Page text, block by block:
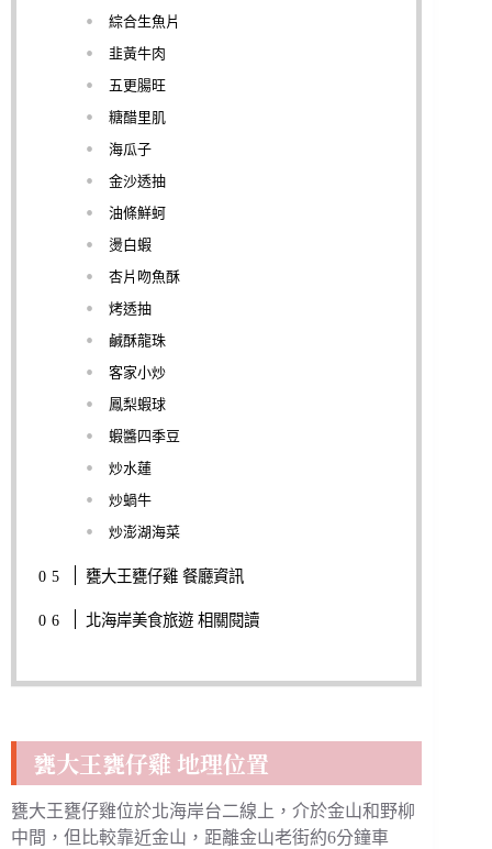
綜合生魚片
韭黃牛肉
五更腸旺
糖醋里肌
海瓜子
金沙透抽
油條鮮蚵
燙白蝦
杏片吻魚酥
烤透抽
鹹酥龍珠
客家小炒
鳳梨蝦球
蝦醬四季豆
炒水蓮
炒蝸牛
炒澎湖海菜
甕大王甕仔雞 餐廳資訊
北海岸美食旅遊 相關閱讀
甕大王甕仔雞 地理位置
甕大王甕仔雞位於北海岸台二線上，介於金山和野柳
中間，但比較靠近金山，距離金山老街約6分鐘車